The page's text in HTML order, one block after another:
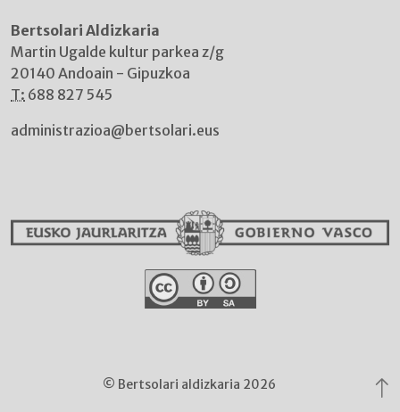
Bertsolari Aldizkaria
Martin Ugalde kultur parkea z/g
20140 Andoain - Gipuzkoa
T: 688 827 545
administrazioa@bertsolari.eus
© Bertsolari aldizkaria 2026